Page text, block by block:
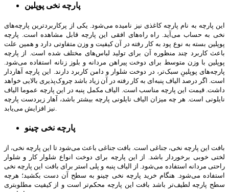
پارچه نخی پوپلین
این پارچه به نام پارچه کاغذی نیز نامیده می‌شود. یکی از پرکاربردترین پارچه‌های
نخی به حساب می‌آید. راه راه‌های افقی این پارچه قابل مشاهده است. پارچه
پوپلین بسته به نوع پود به کار رفته در آن کیفیت و وزن متفاوتی دارد و همین علت
باعث کاربرد چند منظوره آن برای تولید لباس‌های مختلف شده است. از پارچه
پوپلین با وزن متوسط برای دوخت پیراهن مردانه و بلوز زنانه استفاده می‌شود.
پارچه‌های پوپلینِ سبک‌تر، در دوخت شلوار و دامن کاربرد دارند. این پارچه آهار‌دار
است. اگر درصد الیاف پنبه‌ای به کار رفته در آن زیاد باشد چروک‌پذیری بالایی خواهد
داشت. قیمت این پارچه مناسب است. الیاف مکمل پنبه در این پارچه عموما الیاف
نایلونی است. هر چه میزان الیاف نایلونی پارچه بیشتر باشد، آهار زیردست پارچه
پارچه نخی چینو
بافت این پارچه نخی، جناغی است. بافت جناغی باعث می‌شود تا این پارچه نخی، از
لختی خوبی برخوردار باشد. از این پارچه برای دوخت انواع شلوار کار و شلوار
راحتی مردانه استفاده می‌شود. از الیاف پنبه و پلی استر برای بافت این پارچه نخی
استفاده می‌شود. هنگام خرید پارچه نخی چینو به سطح آن دست بکشید؛ هرچه
سطح پارچه لطیف‌تر باشد بافت این پارچه محکم‌تر است و از کیفیت مطلوب­تری